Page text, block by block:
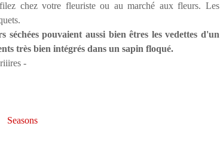
chez votre fleuriste ou au marché aux fleurs. Les
pouvaient aussi bien êtres les vedettes d'un
très bien intégrés dans un sapin floqué.
-
Seasons